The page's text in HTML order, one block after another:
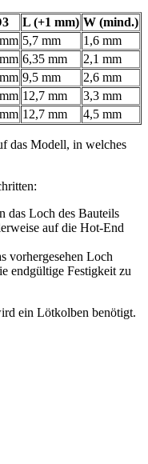
L (+1 mm) W (mind.)
5,7 mm
1,6 mm
6,35 mm
2,1 mm
9,5 mm
2,6 mm
12,7 mm
3,3 mm
12,7 mm 4,5 mm
das Modell, in welches
das Loch des Bauteils
auf die Hot-End
vorhergesehen Loch
endgültige Festigkeit zu
ein Lötkolben benötigt.